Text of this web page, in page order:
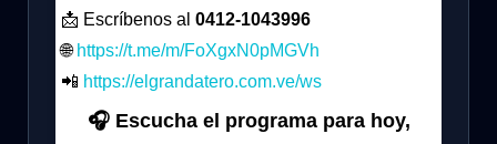
📩 Escríbenos al 0412-1043996
🌐 https://t.me/m/FoXgxN0pMGVh
📲 https://elgrandatero.com.ve/ws
🎧 Escucha el programa para hoy,